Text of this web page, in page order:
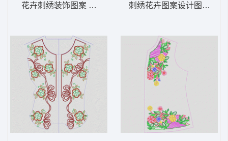
花卉刺绣装饰图案 领 衣边下摆 中东阿拉伯刺绣花卉图案设计图 领 衣